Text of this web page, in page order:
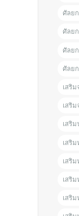
ศัลย
ศัลย
ศัลย
ศัลย
เสริ
เสริ
เสริ
เสริ
เสริ
เสริ
เสริ